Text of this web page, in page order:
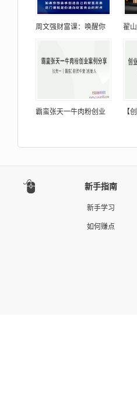
周文强财富课：唤醒你 翟
霸蛮张天一牛肉粉创业 【
新手指南
新手学习
如何赚点